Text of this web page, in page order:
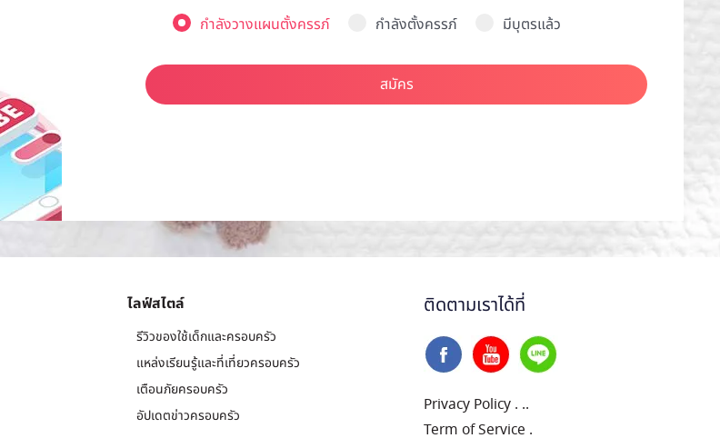
กำลังวางแผนตั้งครรภ์
กำลังตั้งครรภ์ มีบุตรแล้ว
สมัคร
ไลฟ์สไตล์
รีวิวของใช้เด็กและครอบครัว
แหล่งเรียนรู้และที่เที่ยวครอบครัว
เตือนภัยครอบครัว
อัปเดตข่าวครอบครัว
ติดตามเราได้ที่
Privacy Policy . ..
Term of Service .